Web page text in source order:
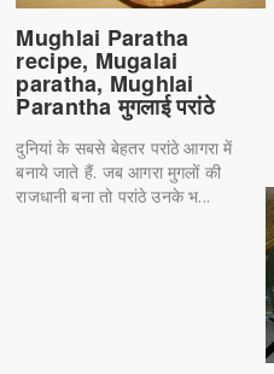
Mughlai Paratha
recipe, Mugalai
paratha, Mughlai
Parantha मुगलाई परांठे
दुनियां के सबसे बेहतर परांठे आगरा में
बनाये जाते हैं. जब आगरा मुगलों की
राजधानी बना तो परांठे उनके भ...